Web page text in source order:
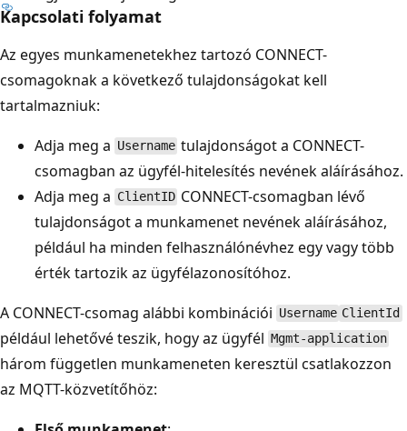
Kapcsolati folyamat
Az egyes munkamenetekhez tartozó CONNECT-
csomagoknak a következő tulajdonságokat kell
tartalmazniuk:
Adja meg a Username tulajdonságot a CONNECT-
csomagban az ügyfél-hitelesítés nevének aláírásához.
Adja meg a ClientID CONNECT-csomagban lévő
tulajdonságot a munkamenet nevének aláírásához,
például ha minden felhasználónévhez egy vagy több
érték tartozik az ügyfélazonosítóhoz.
A CONNECT-csomag alábbi kombinációi Username ClientId
például lehetővé teszik, hogy az ügyfél Mgmt-application
három független munkameneten keresztül csatlakozzon
az MQTT-közvetítőhöz: